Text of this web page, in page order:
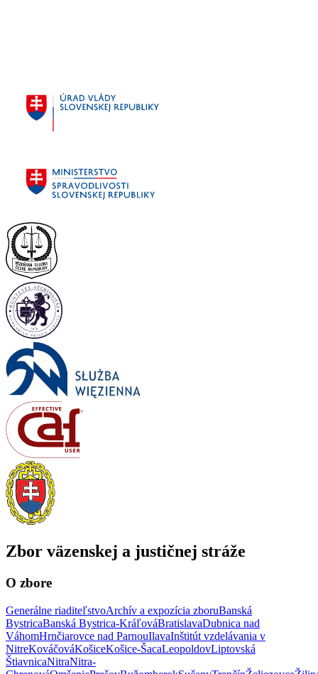
Zbor väzenskej a justičnej stráže
O zbore
Generálne riaditeľstvoArchív a expozícia zboruBanská
BystricaBanská Bystrica-KráľováBratislavaDubnica nad
VáhomHrnčiarovce nad ParnouIlavaInštitút vzdelávania v
NitreKováčováKošiceKošice-ŠacaLeopoldovLiptovská
ŠtiavnicaNitraNitra-